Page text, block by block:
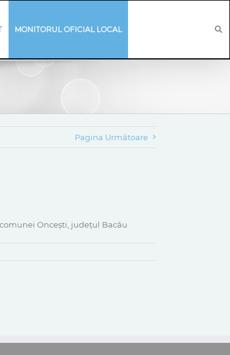
MONITORUL OFICIAL LOCAL
Pagina Următoare
Oncești, județul Bacău